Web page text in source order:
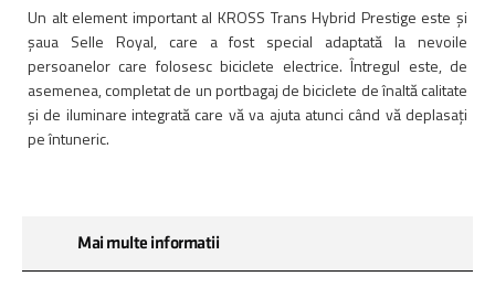
Un alt element important al KROSS Trans Hybrid Prestige este și
șaua Selle Royal, care a fost special adaptată la nevoile
persoanelor care folosesc biciclete electrice. Întregul este, de
asemenea, completat de un portbagaj de biciclete de înaltă calitate
și de iluminare integrată care vă va ajuta atunci când vă deplasați
pe întuneric.
Mai multe informatii